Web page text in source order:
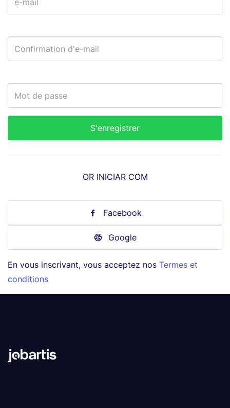
OR INICIAR COM
Facebook
Google
En vous inscrivant, vous acceptez nos Termes et
conditions